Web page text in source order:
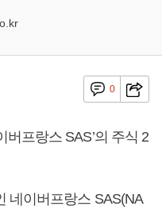
0
버프랑스 SAS’의 주식 2
네이버프랑스 SAS(NA